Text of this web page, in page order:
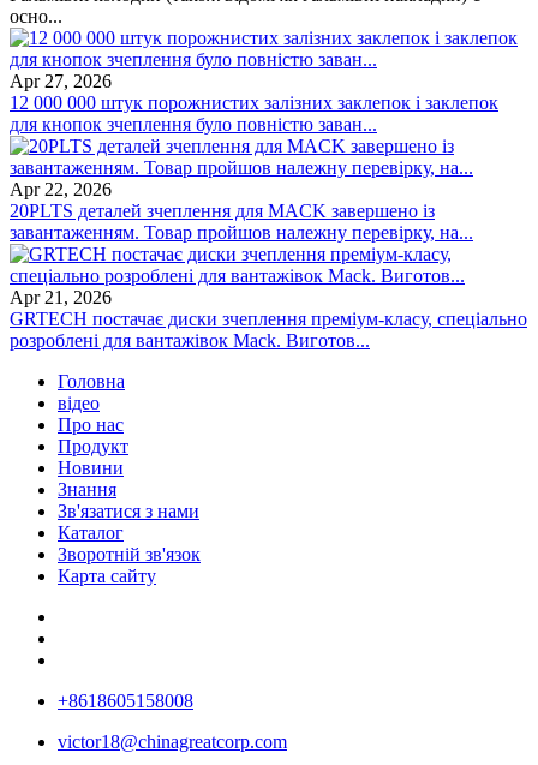
осно...
Apr 27, 2026
12 000 000 штук порожнистих залізних заклепок і заклепок
для кнопок зчеплення було повністю заван...
Apr 22, 2026
20PLTS деталей зчеплення для MACK завершено із
завантаженням. Товар пройшов належну перевірку, на...
Apr 21, 2026
GRTECH постачає диски зчеплення преміум-класу, спеціально
розроблені для вантажівок Mack. Виготов...
Головна
відео
Про нас
Продукт
Новини
Знання
Зв'язатися з нами
Каталог
Зворотній зв'язок
Карта сайту
+8618605158008
victor18@chinagreatcorp.com